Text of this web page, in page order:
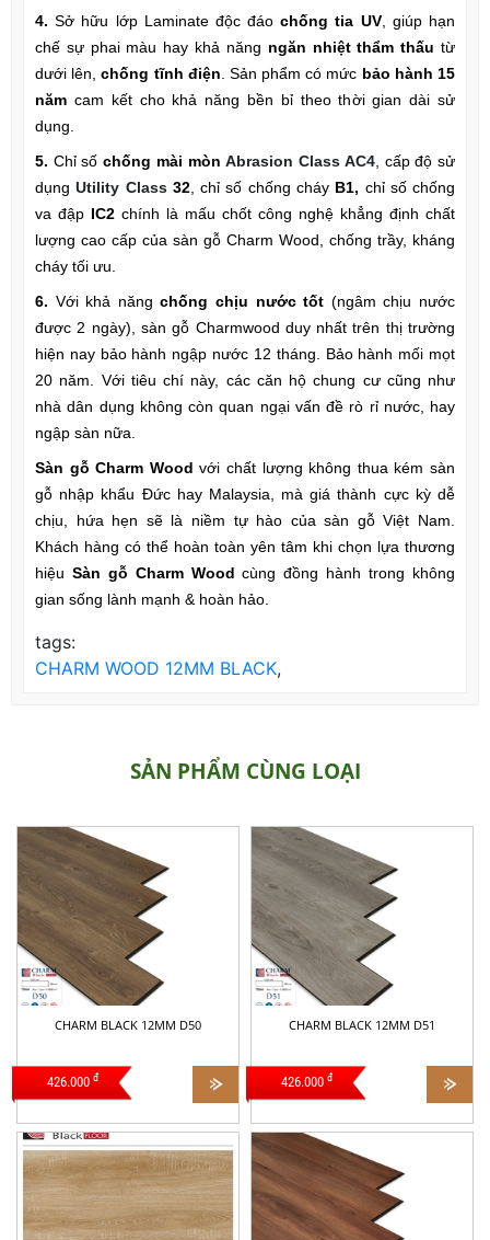
4. Sở hữu lớp Laminate độc đáochống tia UV, giúp hạn
chế sự phai màu hay khả năng ngăn nhiệt thẩm thấu từ
dưới lên,chống tĩnh điện. Sản phẩm có mức bảo hành 15
năm cam kết cho khả năng bền bỉ theo thời gian dài sử
dụng.
5. Chỉ sốchống mài mòn Abrasion Class AC4, cấp độ sử
dụngUtility Class32, chỉ số chống cháy B1, chỉ số chống
va đập IC2 chính là mấu chốt công nghệ khẳng định chất
lượng cao cấp của sàn gỗ Charm Wood, chống trầy, kháng
cháy tối ưu.
6. Với khả năng chống chịu nước tốt (ngâm chịu nước
được 2 ngày), sàn gỗ Charmwood duy nhất trên thị trường
hiện nay bảo hành ngập nước 12 tháng. Bảo hành mối mọt
20 năm. Với tiêu chí này, các căn hộ chung cư cũng như
nhà dân dụng không còn quan ngại vấn đề rò rỉ nước, hay
ngập sàn nữa.
Sàn gỗ Charm Wood với chất lượng không thua kém sàn
gỗ nhập khẩu Đức hay Malaysia, mà giá thành cực kỳ dễ
chịu, hứa hẹn sẽ là niềm tự hào của sàn gỗ Việt Nam.
Khách hàng có thể hoàn toàn yên tâm khi chọn lựa thương
hiệu Sàn gỗ Charm Wood cùng đồng hành trong không
gian sống lành mạnh & hoàn hảo.
tags:
CHARM WOOD 12MM BLACK,
SẢN PHẨM CÙNG LOẠI
CHARM BLACK 12MM D50
426.000 đ
CHARM BLACK 12MM D51
426.000 đ